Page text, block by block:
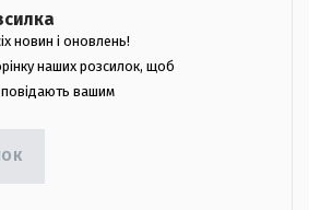
новин і оновлень!
наших розсилок, щоб
вашим